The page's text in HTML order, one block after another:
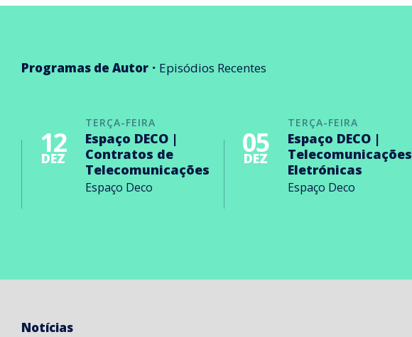
Programas de Autor Episódios Recentes
TERÇA-FEIRA
12
DEZ
Espaço DECO |
Contratos de
Telecomunicações
Espaço Deco
TERÇA-FEIRA
05
DEZ
Espaço DECO |
Telecomunicações
Eletrónicas
Espaço Deco
Notícias